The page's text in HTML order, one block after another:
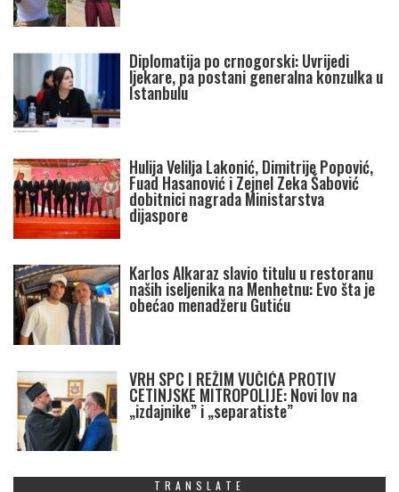
Diplomatija po crnogorski: Uvrijedi
ljekare, pa postani generalna konzulka u
Istanbulu
Hulija Velilja Lakonić, Dimitrije Popović,
Fuad Hasanović i Zejnel Zeka Šabović
dobitnici nagrada Ministarstva
dijaspore
Karlos Alkaraz slavio titulu u restoranu
naših iseljenika na Menhetnu: Evo šta je
obećao menadžeru Gutiću
VRH SPC I REŽIM VUČIĆA PROTIV
CETINJSKE MITROPOLIJE: Novi lov na
„izdajnike” i „separatiste”
TRANSLATE